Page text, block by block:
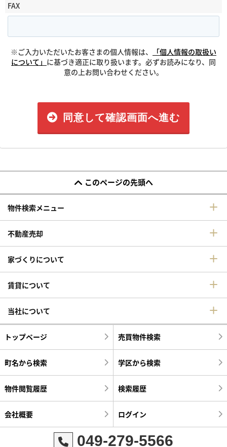
FAX
※ご入力いただいたお客さまの個人情報は、
「個人情報の取扱い
について」 に基づき適正に取り扱います。必ずお読みになり、同
意の上お問い合わせください。
同意して確認画面へ進む
このページの先頭へ
物件検索メニュー
不動産売却
家づくりについて
賃貸について
当社について
トップページ 売買物件検索
町名から検索 学区から検索
物件閲覧履歴 検索履歴
会社概要 ログイン
049-279-5566